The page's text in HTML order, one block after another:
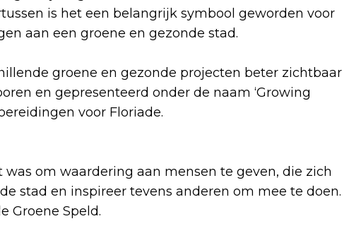
is het een belangrijk symbool geworden voor
aan een groene en gezonde stad.
groene en gezonde projecten beter zichtbaar
en gepresenteerd onder de naam ‘Growing
voor Floriade.
om waardering aan mensen te geven, die zich
stad en inspireer tevens anderen om mee te doen.
Groene Speld.